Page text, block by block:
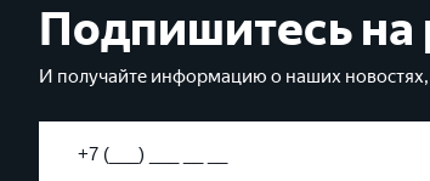
Подпишитесь на
И получайте информацию о наших